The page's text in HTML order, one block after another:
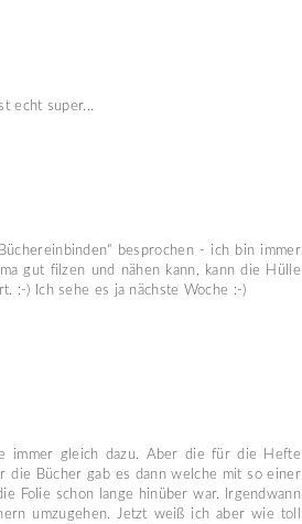
echt super...
besprochen - ich bin immer
gut filzen und nähen kann, kann die Hülle
:-) Ich sehe es ja nächste Woche :-)
immer gleich dazu. Aber die für die Hefte
die Bücher gab es dann welche mit so einer
Folie schon lange hinüber war. Irgendwann
umzugehen. Jetzt weiß ich aber wie toll